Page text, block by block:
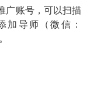
广账号，可以扫描
加导师（微信：